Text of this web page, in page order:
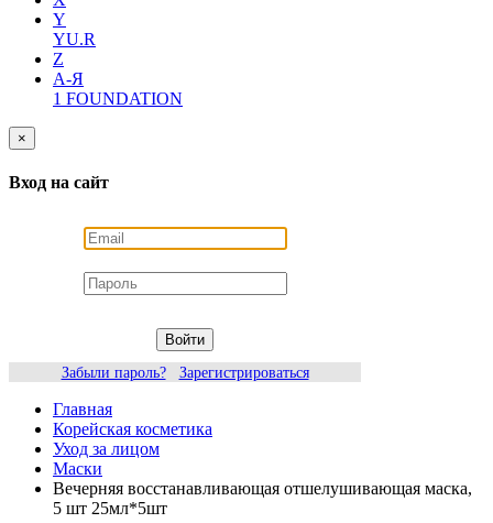
Y
YU.R
Z
А-Я
1 FOUNDATION
×
Вход на сайт
Войти
Забыли пароль?
Зарегистрироваться
Главная
Корейская косметика
Уход за лицом
Маски
Вечерняя восстанавливающая отшелушивающая маска,
5 шт 25мл*5шт